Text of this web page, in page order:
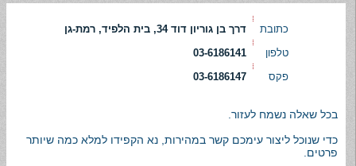
כתובת
דרך בן גוריון דוד 34, בית הלפיד, רמת-גן
טלפון
03-6186141
פקס
03-6186147
בכל שאלה נשמח לעזור.
כדי שנוכל ליצור עימכם קשר במהירות, נא הקפידו למלא כמה שיותר
פרטים.